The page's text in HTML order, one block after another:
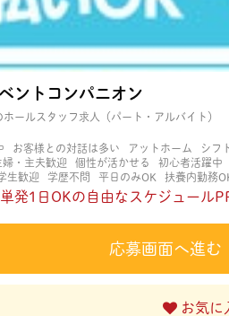
ントコンパニオン
ールスタッフ求人（パート・アルバイト）
お客様との対話は多い アットホーム シフ
婦・主夫歓迎 個性が活かせる 初心者活躍中
生歓迎 学歴不問 平日のみOK 扶養内勤務
立ち仕事 経験者・有資格者歓迎 自分の都
発1日OKの自由なスケジュール
応募画面へ進む
お気に